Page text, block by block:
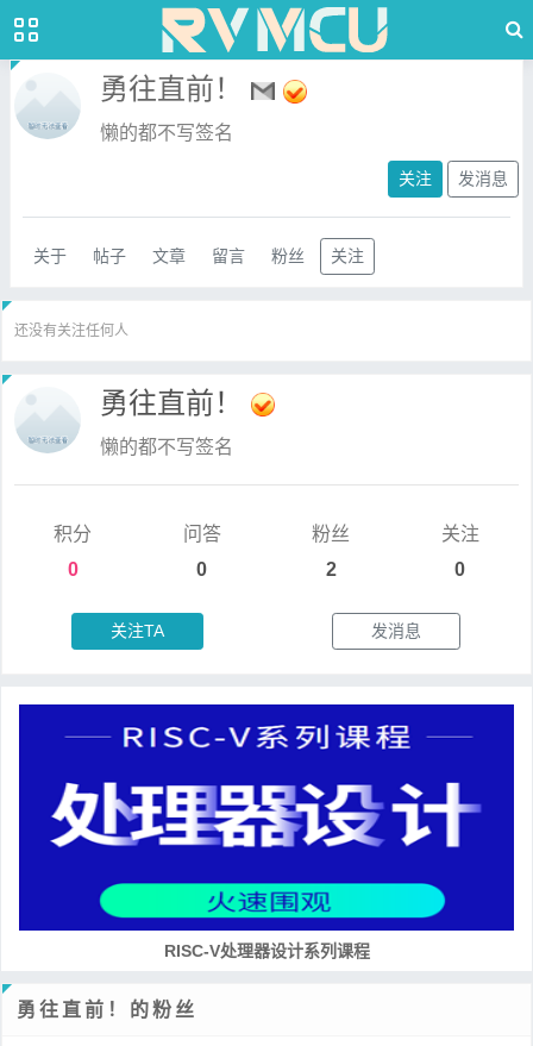
勇往直前！
懒的都不写签名
关注 发消息
关于 帖子 文章 留言 粉丝 关注
还没有关注任何人
勇往直前！
懒的都不写签名
积分
0
问答
0
粉丝
2
关注
0
关注TA 发消息
RISC-V处理器设计系列课程
勇往直前！的粉丝